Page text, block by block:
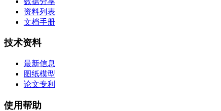
资料列表
文档手册
技术资料
最新信息
图纸模型
论文专利
使用帮助